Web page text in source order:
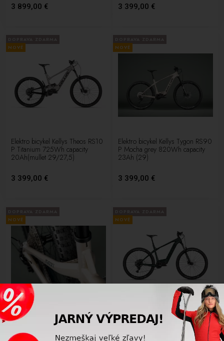
3 899,00 € 3 399,00 €
NOVÉ
Elektro bicykel Kellys Theos RS10
P Titanium 725Wh capacity
20Ah(mullet 29/27,5)
3 399,00 €
NOVÉ
Elektro bicykel Kellys Tygon RS90
P Mocha grey 820Wh capacity
23Ah (29)
3 399,00 €
NOVÉ
Elektro bicykel Kellys Tygon RS50
P Mocha grey 820Wh capacity
NOVÉ
Elektro bicykel Kellys Tygon RS50
P Pine forest 820Wh capacity